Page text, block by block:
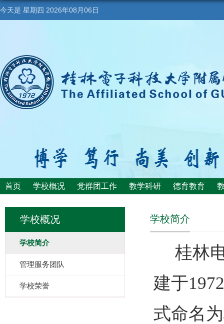
今天是 星期四 2026年08月06日
首页 学校概况 党群团工作 教学科研 德育教育
学校概况
学校简介
管理服务团队
学校荣誉
学校简介
桂林
建于1972
式命名